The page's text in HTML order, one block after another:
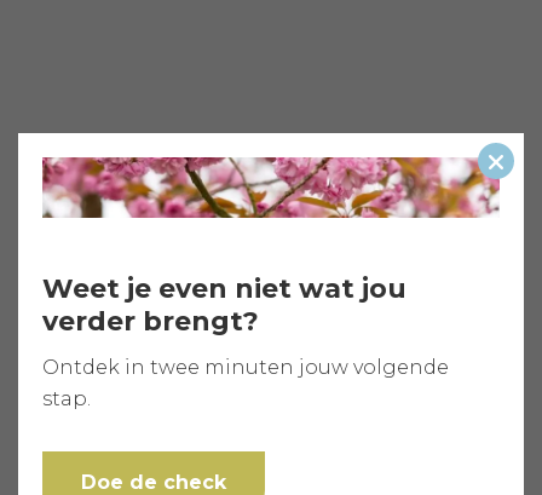
Weet je even niet wat jou
verder brengt?
Ontdek in twee minuten jouw volgende
stap.
Doe de check